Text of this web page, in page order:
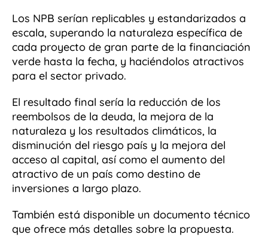
Los NPB serían replicables y estandarizados a
escala, superando la naturaleza específica de
cada proyecto de gran parte de la financiación
verde hasta la fecha, y haciéndolos atractivos
para el sector privado.
El resultado final sería la reducción de los
reembolsos de la deuda, la mejora de la
naturaleza y los resultados climáticos, la
disminución del riesgo país y la mejora del
acceso al capital, así como el aumento del
atractivo de un país como destino de
inversiones a largo plazo.
También está disponible un documento técnico
que ofrece más detalles sobre la propuesta.